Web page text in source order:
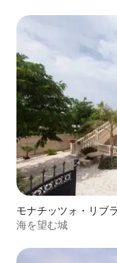
モナチッツォ・リブ
マンション・アパート
海を望む城